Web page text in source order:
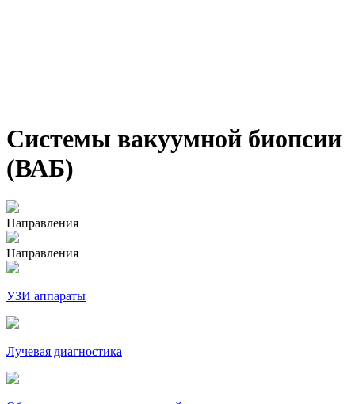
Системы вакуумной биопсии
(ВАБ)
Направления
Направления
УЗИ аппараты
Лучевая диагностика